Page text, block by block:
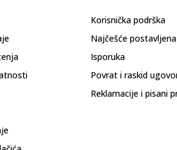
Korisnička podrška
Najčešće
Isporuka
Povrat i raskid
Reklamacije i pisani